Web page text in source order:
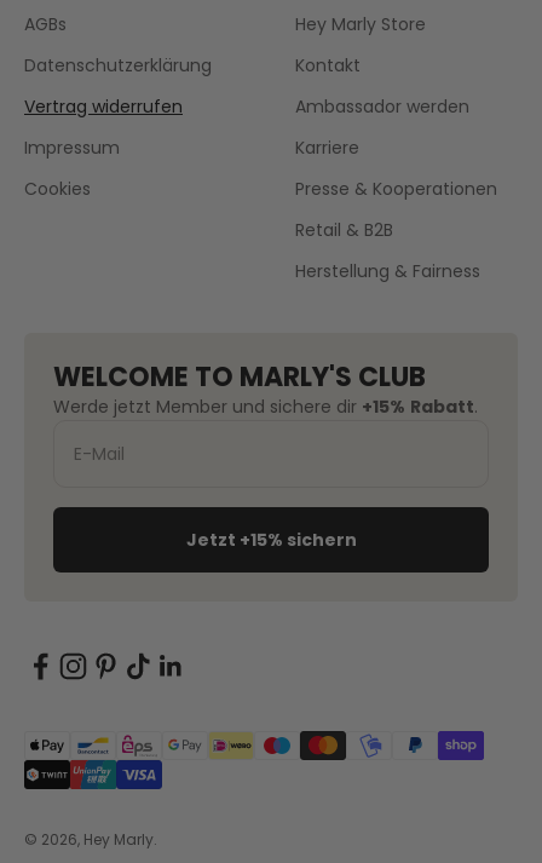
AGBs
Datenschutzerklärung
Vertrag widerrufen
Impressum
Cookies
Hey Marly Store
Kontakt
Ambassador werden
Karriere
Presse & Kooperationen
Retail & B2B
Herstellung & Fairness
WELCOME TO MARLY'S CLUB
Werde jetzt Member und sichere dir +15% Rabatt.
Jetzt +15% sichern
© 2026, Hey Marly.